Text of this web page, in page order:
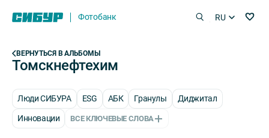
Фотобанк RU
ВЕРНУТЬСЯ В АЛЬБОМЫ
Томскнефтехим
Люди СИБУРА ESG АБК Гранулы Диджитал
Инновации ВСЕ КЛЮЧЕВЫЕ СЛОВА